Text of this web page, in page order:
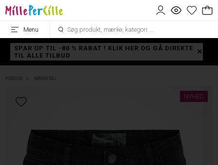
Menu
SPAR OP TIL -80 % RABAT ! KLIK HER OG GÅ DIREKTE
TIL ALLE TILBUD
FORSIDE BØRNETØJ
NYHED